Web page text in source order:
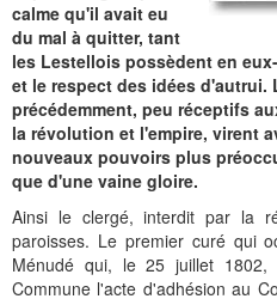
Aires de pique-nique
Manifestations
Liens touristiques
Montagne
Culture et découverte
Sports d'hivers et thermes
Vers le progrès
Le XXe siécle
Translation du cimetière
Recensement de 1385
Le cimetière
Le monument aux morts
Le moulin
Les savoir-faire
PV du Conseil Municipal
Le service scolaire
Services aux personnes
Compétences
Réalisations
PLU 2025 modification
PLU 2020
PLU 2011 - Règlement
Restauration du calvaire
Équipements
Aménagements
Réalisations
Budget et finances
Budgets primitifs
Comptes administratifs
Bulletins municipaux
État civil
Collège et lycées
Collèges aux alentours
Lycées aux alentours
Associations
Services publics
Services aux jeunes
Administrations
Santé / Social
Maisons de retraite
Culte
Les pèlerinages
Récit de voyage en 1645
La Chapelle Saint Michel
Le calvaire
Le vieux pont
L'ensemble scolaire
La maison de retraite
Les accueils
Votre séjour
calme qu'il avait eu
du mal à quitter, tant
les Lestellois possèdent en
et le respect des idées d'autrui.
précédemment, peu réceptifs
la révolution et l'empire, virent
nouveaux pouvoirs plus
que d'une vaine gloire.
Ainsi le clergé, interdit par la
paroisses. Le premier curé qui
Ménudé qui, le 25 juillet
Commune l'acte d'adhésion au